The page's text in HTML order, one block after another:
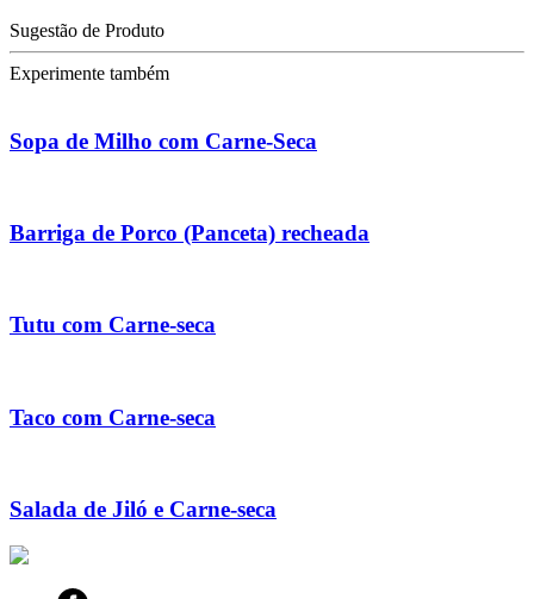
Sugestão de Produto
Experimente também
Sopa de Milho com Carne-Seca
Barriga de Porco (Panceta) recheada
Tutu com Carne-seca
Taco com Carne-seca
Salada de Jiló e Carne-seca